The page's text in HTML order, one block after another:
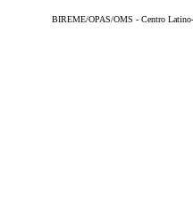
BIREME/OPAS/OMS - Centro Latino-